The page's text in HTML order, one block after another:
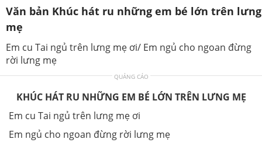
Văn bản Khúc hát ru những em bé lớn trên lưng
mẹ
Em cu Tai ngủ trên lưng mẹ ơi/ Em ngủ cho ngoan đừng
rời lưng mẹ
QUẢNG CÁO
KHÚC HÁT RU NHỮNG EM BÉ LỚN TRÊN LƯNG MẸ
Em cu Tai ngủ trên lưng mẹ ơi
Em ngủ cho ngoan đừng rời lưng mẹ